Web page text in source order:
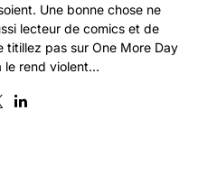
Une bonne chose ne
lecteur de comics et de
titillez pas sur One More Day
rend violent...